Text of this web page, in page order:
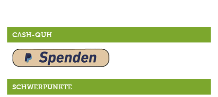
CASH-QUH
SCHWERPUNKTE